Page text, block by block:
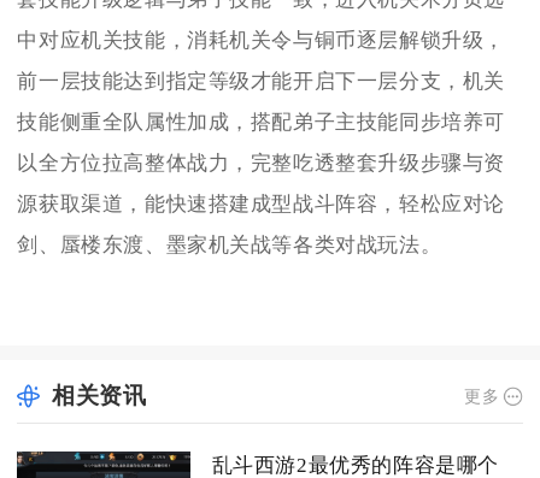
中对应机关技能，消耗机关令与铜币逐层解锁升级，
前一层技能达到指定等级才能开启下一层分支，机关
技能侧重全队属性加成，搭配弟子主技能同步培养可
以全方位拉高整体战力，完整吃透整套升级步骤与资
源获取渠道，能快速搭建成型战斗阵容，轻松应对论
剑、蜃楼东渡、墨家机关战等各类对战玩法。
相关资讯 更多
乱斗西游2最优秀的阵容是哪个